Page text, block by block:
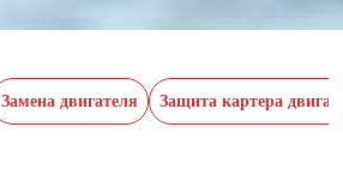
Замена двигателя Защита картера